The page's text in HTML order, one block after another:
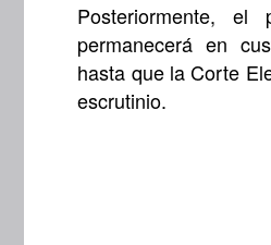
Posteriormente, el
permanecerá en
hasta que la Corte
escrutinio.